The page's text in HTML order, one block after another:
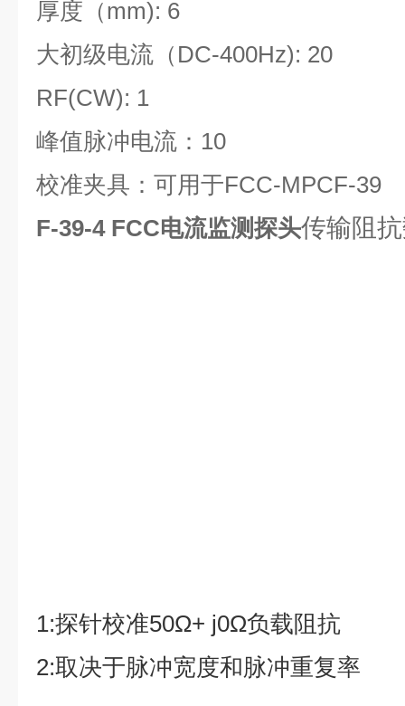
厚度（mm): 6
大初级电流（DC-400Hz): 20
RF(CW): 1
峰值脉冲电流：10
校准夹具：可用于FCC-MPCF-39
F-39-4 FCC电流监测探头传输阻
1:探针校准50Ω+ j0Ω负载阻抗
2:取决于脉冲宽度和脉冲重复率